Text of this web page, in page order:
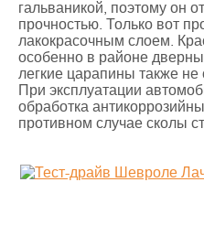
гальваникой, поэтому он
прочностью. Только вот
лакокрасочным слоем.
особенно в районе
легкие царапины также
При эксплуатации
обработка
противном случае сколы